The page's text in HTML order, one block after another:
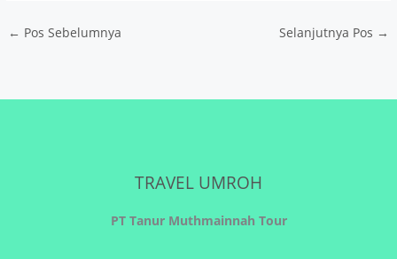
← Pos Sebelumnya Selanjutnya Pos →
TRAVEL UMROH
PT Tanur Muthmainnah Tour